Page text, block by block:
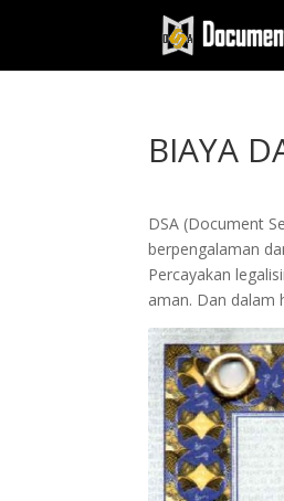
BIAYA
DSA (Document
berpengalaman
Percayakan
aman. Dan dalam